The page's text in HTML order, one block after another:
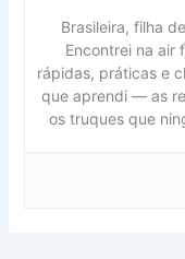
Brasileira, filha
Encontrei na air
rápidas, práticas e
que aprendi — as
os truques que